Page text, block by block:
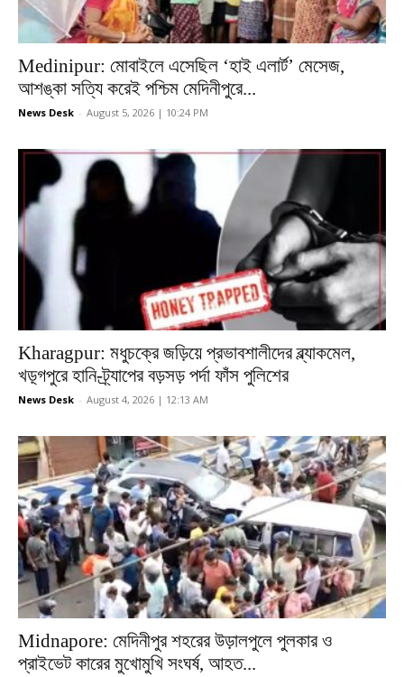
Medinipur: মোবাইলে এসেছিল ‘হাই এলার্ট’ মেসেজ,
আশঙ্কা সত্যি করেই পশ্চিম মেদিনীপুরে...
News Desk - August 5, 2026 | 10:24 PM
Kharagpur: মধুচক্রে জড়িয়ে প্রভাবশালীদের ব্ল্যাকমেল,
খড়্গপুরে হানি-ট্র্যাপের বড়সড় পর্দা ফাঁস পুলিশের
News Desk - August 4, 2026 | 12:13 AM
Midnapore: মেদিনীপুর শহরের উড়ালপুলে পুলকার ও
প্রাইভেট কারের মুখোমুখি সংঘর্ষ, আহত...